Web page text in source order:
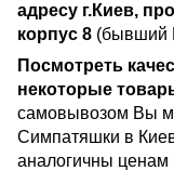
адресу г.Киев,
корпус 8 (бывший
Посмотреть
некоторые
самовывозом Вы
Симпатяшки в
аналогичны ценам